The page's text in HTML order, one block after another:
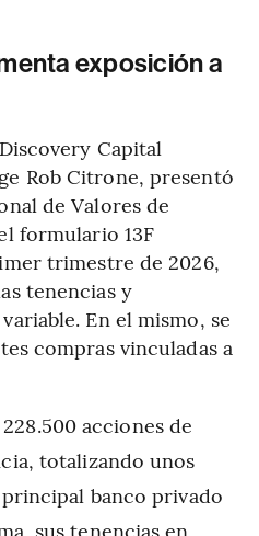
exposición a
Capital
Rob Citrone, presentó
de Valores de
formulario 13F
trimestre de 2026,
tenencias y
En el mismo, se
compras vinculadas a
acciones de
totalizando unos
banco privado
sus tenencias en